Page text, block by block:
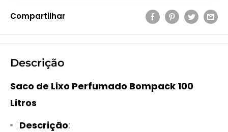
Compartilhar
Descrição
Saco de Lixo Perfumado Bompack 100
Litros
Descrição: